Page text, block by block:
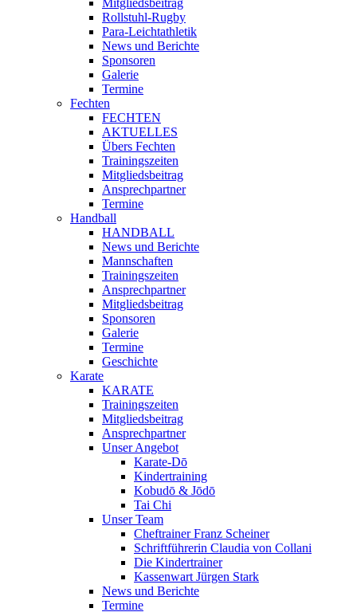
Mitgliedsbeitrag
Rollstuhl-Rugby
Para-Leichtathletik
News und Berichte
Sponsoren
Galerie
Termine
Fechten
FECHTEN
AKTUELLES
Übers Fechten
Trainingszeiten
Mitgliedsbeitrag
Ansprechpartner
Termine
Handball
HANDBALL
News und Berichte
Mannschaften
Trainingszeiten
Ansprechpartner
Mitgliedsbeitrag
Sponsoren
Galerie
Termine
Geschichte
Karate
KARATE
Trainingszeiten
Mitgliedsbeitrag
Ansprechpartner
Unser Angebot
Karate-Dō
Kindertraining
Kobudō & Jōdō
Tai Chi
Unser Team
Cheftrainer Franz Scheiner
Schriftführerin Claudia von Collani
Die Kindertrainer
Kassenwart Jürgen Stark
News und Berichte
Termine